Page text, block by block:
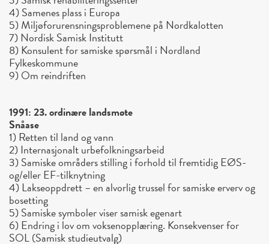
4) Samenes plass i Europa
5) Miljøforurensningsproblemene på Nordkalotten
7) Nordisk Samisk Institutt
8) Konsulent for samiske spørsmål i Nordland
Fylkeskommune
9) Om reindriften
1991: 23. ordinære landsmøte
Snåase
1) Retten til land og vann
2) Internasjonalt urbefolkningsarbeid
3) Samiske områders stilling i forhold til fremtidig EØS-
og/eller EF-tilknytning
4) Lakseoppdrett – en alvorlig trussel for samiske erverv og
bosetting
5) Samiske symboler viser samisk egenart
6) Endring i lov om voksenopplæring. Konsekvenser for
SOL (Samisk studieutvalg)